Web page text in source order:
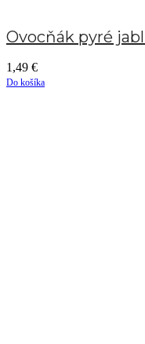
Ovocňák pyré
1,49 €
Do košíka